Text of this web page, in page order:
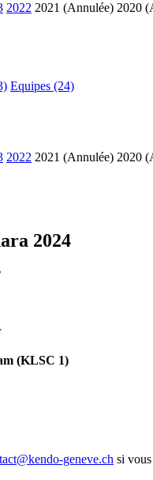
2022 2021 (Annulée) 2020
Equipes (24)
2022 2021 (Annulée) 2020
2024
(KLSC 1)
geneve.ch si